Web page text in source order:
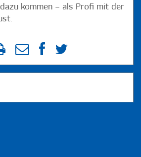
dazu kommen – als Profi mit der